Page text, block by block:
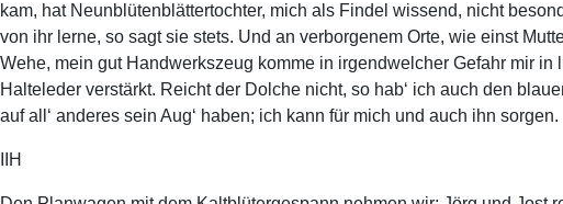
kam, hat Neunblütenblättertochter, mich als Findel wissend, nicht
von ihr lerne, so sagt sie stets. Und an verborgenem Orte, wie einst
Wehe, mein gut Handwerkszeug komme in irgendwelcher Gefahr mir
Halteleder verstärkt. Reicht der Dolche nicht, so hab‘ ich auch den
auf all‘ anderes sein Aug‘ haben; ich kann für mich und auch ihn sorgen.
IIH